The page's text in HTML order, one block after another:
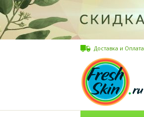
Доставка и Оплата